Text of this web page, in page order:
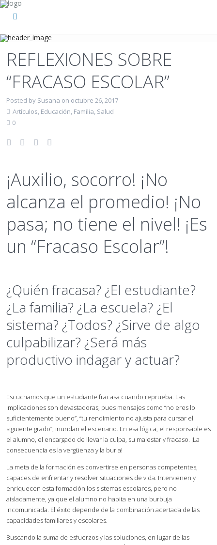
REFLEXIONES SOBRE
“FRACASO ESCOLAR”
Posted by Susana on octubre 26, 2017
Artículos, Educación, Familia, Salud
0
¡Auxilio, socorro! ¡No
alcanza el promedio! ¡No
pasa; no tiene el nivel! ¡Es
un “Fracaso Escolar”!
¿Quién fracasa? ¿El estudiante?
¿La familia? ¿La escuela? ¿El
sistema? ¿Todos? ¿Sirve de algo
culpabilizar? ¿Será más
productivo indagar y actuar?
Escuchamos que un estudiante fracasa cuando reprueba. Las
implicaciones son devastadoras, pues mensajes como “no eres lo
suficientemente bueno”, “tu rendimiento no ajusta para cursar el
siguiente grado”, inundan el escenario. En esa lógica, el responsable es
el alumno, el encargado de llevar la culpa, su malestar y fracaso. ¡La
consecuencia es la vergüenza y la burla!
La meta de la formación es convertirse en personas competentes,
capaces de enfrentar y resolver situaciones de vida. Intervienen y
enriquecen esta formación los sistemas escolares, pero no
aisladamente, ya que el alumno no habita en una burbuja
incomunicada. El éxito depende de la combinación acertada de las
capacidades familiares y escolares.
Buscando la suma de esfuerzos y las soluciones, en lugar de las